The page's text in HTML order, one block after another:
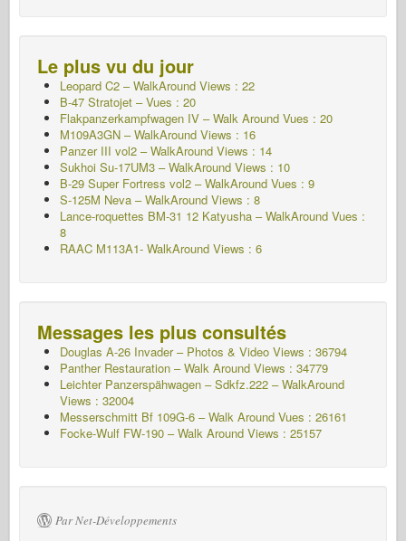
Le plus vu du jour
Leopard C2 – WalkAround Views : 22
B-47 Stratojet – Vues : 20
Flakpanzerkampfwagen IV – Walk Around Vues : 20
M109A3GN – WalkAround Views : 16
Panzer III vol2 – WalkAround Views : 14
Sukhoi Su-17UM3 – WalkAround Views : 10
B-29 Super Fortress vol2 – WalkAround Vues : 9
S-125M Neva – WalkAround Views : 8
Lance-roquettes BM-31 12 Katyusha – WalkAround Vues :
8
RAAC M113A1- WalkAround Views : 6
Messages les plus consultés
Douglas A-26 Invader – Photos & Video Views : 36794
Panther Restauration – Walk Around Views : 34779
Leichter Panzerspähwagen – Sdkfz.222 – WalkAround
Views : 32004
Messerschmitt Bf 109G-6 – Walk Around Vues : 26161
Focke-Wulf FW-190 – Walk Around Views : 25157
Par Net-Développements